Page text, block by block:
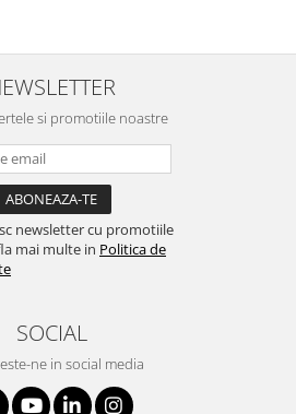
si promotiile noastre
newsletter cu promotiile
mai multe in Politica de
SOCIAL
ne in social media